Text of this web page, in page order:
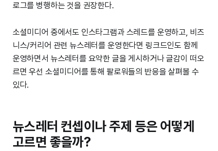
로그를 병행하는 것을 권장한다.
소셜미디어 중에서도 인스타그램과 스레드를 운영하고, 비즈
니스/커리어 관련 뉴스레터를 운영한다면 링크드인도 함께
운영하면서 뉴스레터를 요약한 글을 게시하거나 글감이 떠오
르면 우선 소셜미디어를 통해 팔로워들의 반응을 살펴볼 수
있다.
뉴스레터 컨셉이나 주제 등은 어떻게
고르면 좋을까?